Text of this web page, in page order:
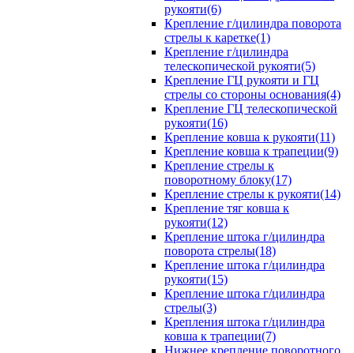
рукояти(6)
Крепление г/цилиндра поворота
стрелы к каретке(1)
Крепление г/цилиндра
телескопической рукояти(5)
Крепление ГЦ рукояти и ГЦ
стрелы со стороны основания(4)
Крепление ГЦ телескопической
рукояти(16)
Крепление ковша к рукояти(11)
Крепление ковша к трапеции(9)
Крепление стрелы к
поворотному блоку(17)
Крепление стрелы к рукояти(14)
Крепление тяг ковша к
рукояти(12)
Крепление штока г/цилиндра
поворота стрелы(18)
Крепление штока г/цилиндра
рукояти(15)
Крепление штока г/цилиндра
стрелы(3)
Крепления штока г/цилиндра
ковша к трапеции(7)
Нижнее крепление поворотного